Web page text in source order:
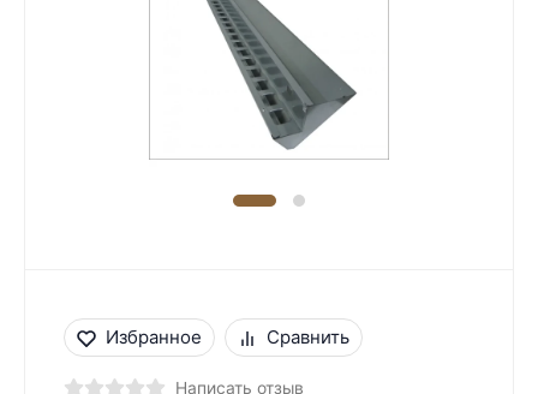
Избранное Сравнить
Написать отзыв